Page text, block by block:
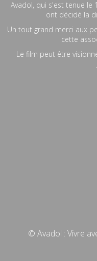
Avadol, qui s'est tenue le
ont décidé la
Un tout grand merci aux
cette
Le film peut être
© Avadol : Vivre